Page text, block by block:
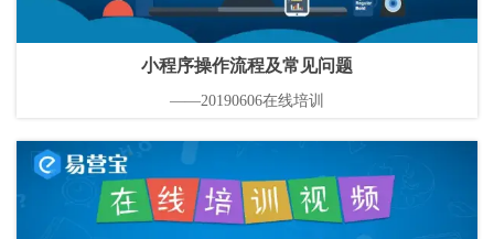
小程序操作流程及常见问题
——20190606在线培训